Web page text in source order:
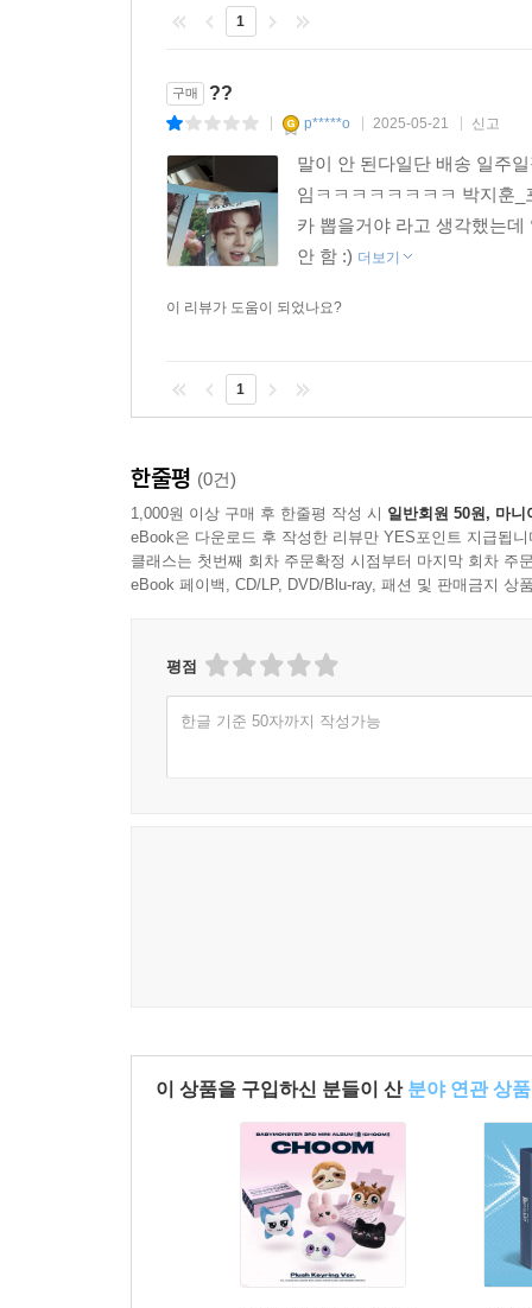
1
구매 ??
p*****o 2025-05-21 신고
말이 안 된다일단 배송 일주
임ㅋㅋㅋㅋㅋㅋㅋㅋ 박지훈
카 뽑을거야 라고 생각했는
안 함 :) 더보기
이 리뷰가 도움이 되었나요?
1
한줄평 (0건)
1,000원 이상 구매 후 한줄평 작성 시 일반회원 50원, 마니
eBook은 다운로드 후 작성한 리뷰만 YES포인트 지급됩니
클래스는 첫번째 회차 주문확정 시점부터 마지막 회차 주
eBook 페이백, CD/LP, DVD/Blu-ray, 패션 및 판매금지 상
평점
한글 기준 50자까지 작성가능
이 상품을 구입하신 분들이 산 분야 연관 상품